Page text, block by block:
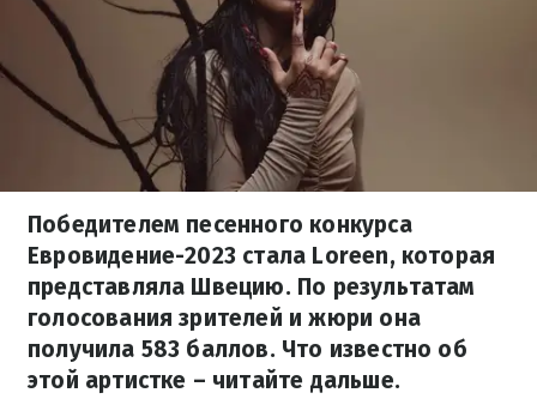
Победителем песенного конкурса
Евровидение-2023 стала Loreen, которая
представляла Швецию. По результатам
голосования зрителей и жюри она
получила 583 баллов. Что известно об
этой артистке – читайте дальше.